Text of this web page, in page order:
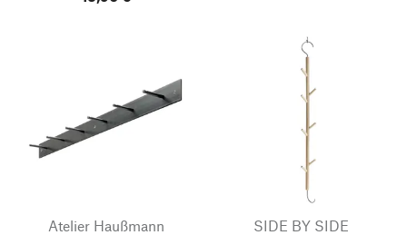
Atelier Haußmann
SIDE BY SIDE